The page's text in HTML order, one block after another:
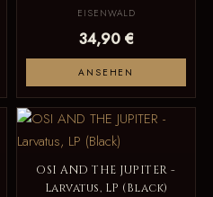
EISENWALD
34,90 €
ANSEHEN
OSI AND THE JUPITER -
Larvatus, LP (Black)